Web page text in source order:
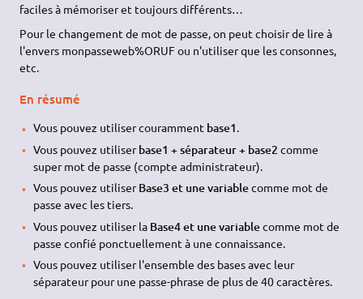
faciles à mémoriser et toujours différents…
Pour le changement de mot de passe, on peut choisir de lire à
l'envers monpasseweb%ORUF ou n'utiliser que les consonnes,
etc.
En résumé
Vous pouvez utiliser couramment base1.
Vous pouvez utiliserbase1 + séparateur + base2 comme
super mot de passe (compte administrateur).
Vous pouvez utiliserBase3 et une variablecomme mot de
passe avec les tiers.
Vous pouvez utiliser la Base4 et une variablecomme mot de
passe confié ponctuellement à une connaissance.
Vous pouvez utiliser l'ensemble des bases avec leur
séparateur pour une passe-phrase de plus de 40 caractères.